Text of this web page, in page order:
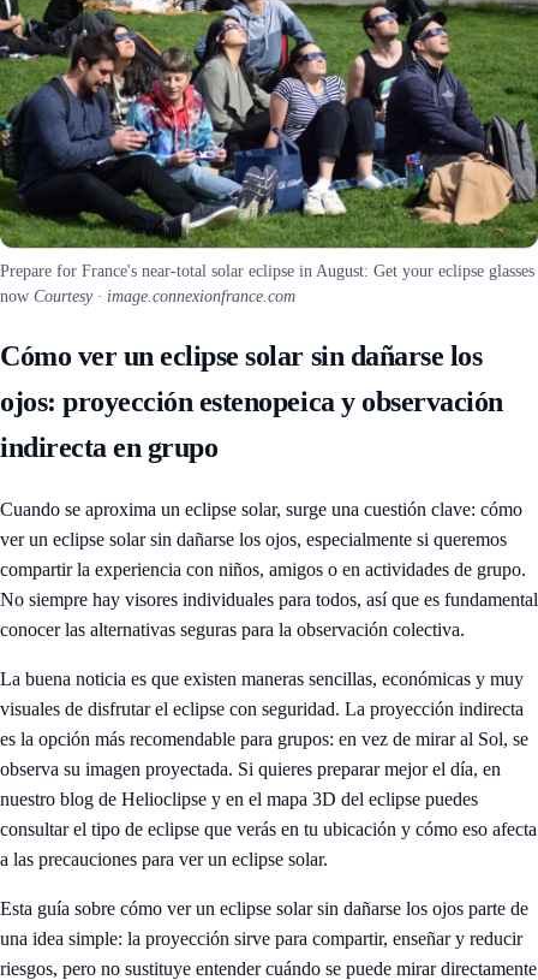
Prepare for France's near-total solar eclipse in August: Get your eclipse glasses
now Courtesy · image.connexionfrance.com
Cómo ver un eclipse solar sin dañarse los
ojos: proyección estenopeica y observación
indirecta en grupo
Cuando se aproxima un eclipse solar, surge una cuestión clave: cómo
ver un eclipse solar sin dañarse los ojos, especialmente si queremos
compartir la experiencia con niños, amigos o en actividades de grupo.
No siempre hay visores individuales para todos, así que es fundamental
conocer las alternativas seguras para la observación colectiva.
La buena noticia es que existen maneras sencillas, económicas y muy
visuales de disfrutar el eclipse con seguridad. La proyección indirecta
es la opción más recomendable para grupos: en vez de mirar al Sol, se
observa su imagen proyectada. Si quieres preparar mejor el día, en
nuestro blog de Helioclipse y en el mapa 3D del eclipse puedes
consultar el tipo de eclipse que verás en tu ubicación y cómo eso afecta
a las precauciones para ver un eclipse solar.
Esta guía sobre cómo ver un eclipse solar sin dañarse los ojos parte de
una idea simple: la proyección sirve para compartir, enseñar y reducir
riesgos, pero no sustituye entender cuándo se puede mirar directamente